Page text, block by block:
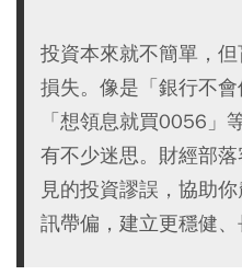
投資本來就不簡單，
損失。像是「銀行不會
「想領息就買0056」
有不少迷思。財經部
見的投資謬誤，協助
訊帶偏，建立更穩健、